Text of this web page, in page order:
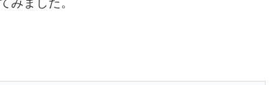
みました。